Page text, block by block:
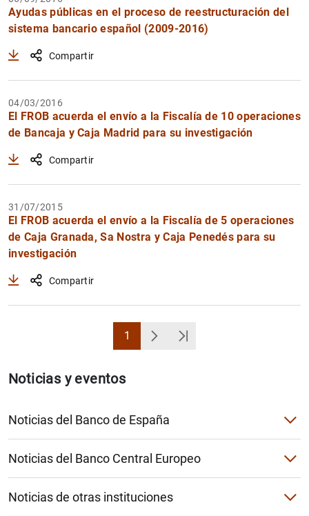
Noticias y eventos
Noticias del Banco de España
Notas de prensa del Banco de España
Artículos y entrevistas
Noticias del Banco Central Europeo
Notas de prensa del Banco Central Europeo
Noticias de otras instituciones
Ayudas públicas en el proceso de reestructuración del
sistema bancario español (2009-2016)
Compartir
04/03/2016
El FROB acuerda el envío a la Fiscalía de 10 operaciones
de Bancaja y Caja Madrid para su investigación
Compartir
31/07/2015
El FROB acuerda el envío a la Fiscalía de 5 operaciones
de Caja Granada, Sa Nostra y Caja Penedés para su
investigación
Compartir
Página
1
SiguienteÚltima Página